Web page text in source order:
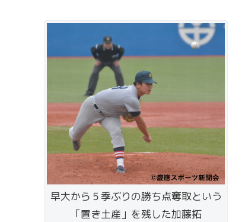
早大から５季ぶりの勝ち点奪取という
「置き土産」を残した加藤拓